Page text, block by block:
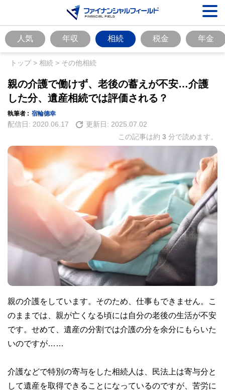
人気 年収 相続 税金 年金
トップ> 相続 > その他相続
親の介護で働けず、老後の蓄えが不安…介護
した分、遺産相続では評価される？
執筆者 : 宿輪德幸
配信日: 2020.06.17 更新日: 2025.07.02
この記事は約 3 分で読めます。
親の介護をしています。そのため、仕事もできません。こ
のままでは、親が亡くなる頃には自分の老後の生活が不安
です。せめて、遺産の分割では介護の分を余分にもらいた
いのですが……
介護などで特別の寄与をした相続人は、民法上は寄与分と
して遺産を取得できることになっているのですが、苦労に